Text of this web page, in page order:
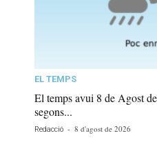
EL TEMPS
El temps avui 8 de Agost
segons...
Redacció - 8 d'agost de 2026